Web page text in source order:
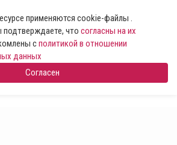
применяются cookie-файлы .
подтверждаете, что согласны на их
сполитикой в отношении
данных
Согласен